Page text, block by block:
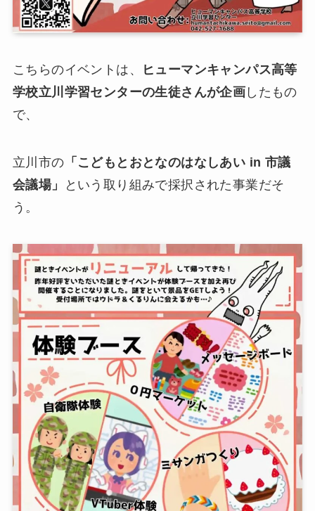
こちらのイベントは、
ヒューマンキャンパス高等
学校立川学習センターの生徒さんが企画 したもの
で、
立川市の 「こどもとおとなのはなしあい in 市議
会議場」
という取り組みで採択された事業だそ
う。